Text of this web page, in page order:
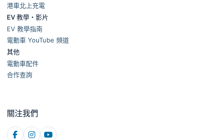
港車北上充電
EV 教學・影片
EV 教學指南
電動車 YouTube 頻道
其他
電動車配件
合作查詢
關注我們